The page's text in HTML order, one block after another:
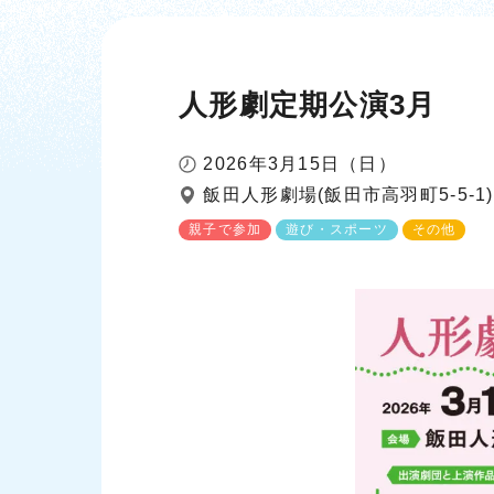
人形劇定期公演3月
2026年3月15日（日）
飯田人形劇場(飯田市高羽町5-5-1)
親子で参加 遊び・スポーツ その他